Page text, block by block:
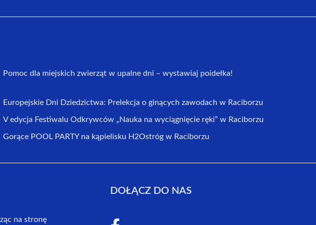
Pomoc dla miejskich zwierząt w upalne dni – wystawiaj poidełka!
Europejskie Dni Dziedzictwa: Prelekcja o ginących zawodach w Raciborzu
V edycja Festiwalu Odkrywców „Nauka na wyciągnięcie ręki” w Raciborzu
Gorące POOL PARTY na kąpielisku H2Ostróg w Raciborzu
na stronę
DOŁĄCZ DO NAS